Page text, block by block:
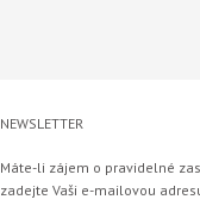
NEWSLETTER
Máte-li zájem o pravidelné
zadejte Vaši e-mailovou